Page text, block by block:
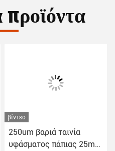
βίντεο
250um βαριά ταινία
υφάσματος πάπιας 25mm